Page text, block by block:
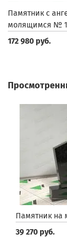
Памятник с
молящимся №
172 980 руб.
Памятник на
39 270 руб.